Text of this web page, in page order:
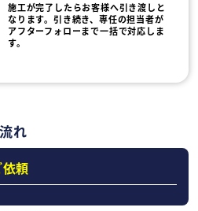
施工が完了したらお客様へ引き渡しと
なります。引き続き、専任の担当者が
アフターフォローまで一括で対応しま
す。
れ
頼